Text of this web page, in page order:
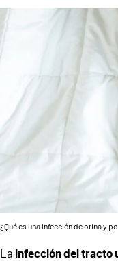
¿Qué es una infección de orina y
La infección del tracto